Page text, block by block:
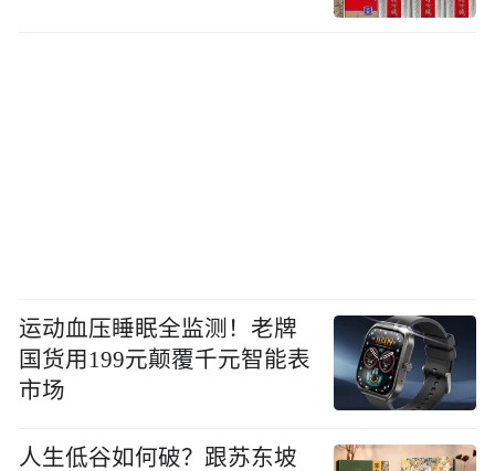
运动血压睡眠全监测！老牌
国货用199元颠覆千元智能表
市场
人生低谷如何破？跟苏东坡